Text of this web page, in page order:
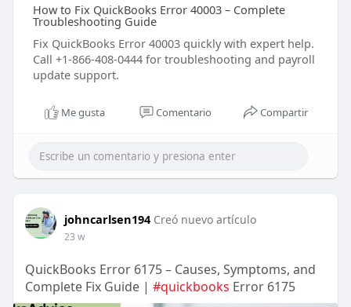
How to Fix QuickBooks Error 40003 – Complete
Troubleshooting Guide
Fix QuickBooks Error 40003 quickly with expert help.
Call +1-866-408-0444 for troubleshooting and payroll
update support.
Me gusta Comentario Compartir
johncarlsen194 Creó nuevo artículo
23 w
QuickBooks Error 6175 – Causes, Symptoms, and
Complete Fix Guide | #quickbooks Error 6175